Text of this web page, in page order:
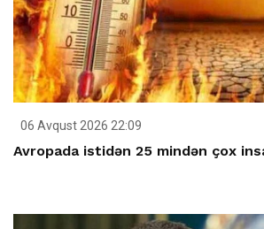
06 Avqust 2026 22:09
Avropada istidən 25 mindən çox